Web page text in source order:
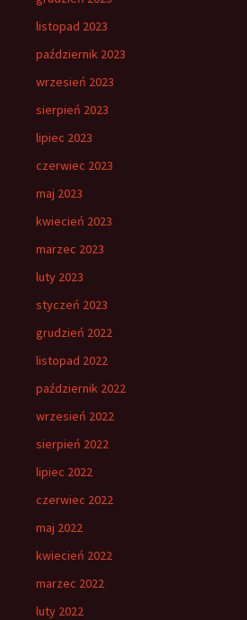
listopad 2023
październik 2023
wrzesień 2023
sierpień 2023
lipiec 2023
czerwiec 2023
maj 2023
kwiecień 2023
marzec 2023
luty 2023
styczeń 2023
grudzień 2022
listopad 2022
październik 2022
wrzesień 2022
sierpień 2022
lipiec 2022
czerwiec 2022
maj 2022
kwiecień 2022
marzec 2022
luty 2022